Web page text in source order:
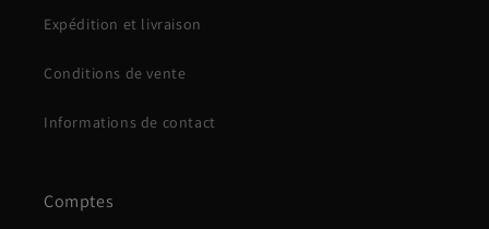
Expédition et livraison
Conditions de vente
Informations de contact
Comptes